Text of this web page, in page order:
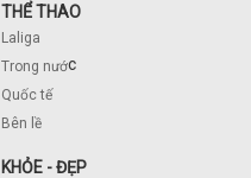
THỂ THAO
Laliga
Trong nước
Quốc tế
Bên lề
KHỎE - ĐẸP